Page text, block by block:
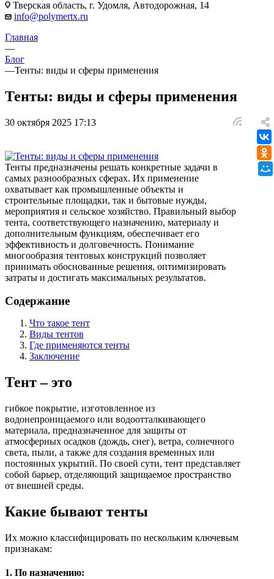
Тверская область, г. Удомля, Автодорожная, 14
info@polymertx.ru
Главная
—
Блог
—Тенты: виды и сферы применения
Тенты: виды и сферы применения
30 октября 2025 17:13
Тенты предназначены решать конкретные задачи в
самых разнообразных сферах. Их применение
охватывает как промышленные объекты и
строительные площадки, так и бытовые нужды,
мероприятия и сельское хозяйство. Правильный выбор
тента, соответствующего назначению, материалу и
дополнительным функциям, обеспечивает его
эффективность и долговечность. Понимание
многообразия тентовых конструкций позволяет
принимать обоснованные решения, оптимизировать
затраты и достигать максимальных результатов.
Содержание
Что такое тент
Виды тентов
Где применяются тенты
Заключение
Тент – это
гибкое покрытие, изготовленное из
водонепроницаемого или водоотталкивающего
материала, предназначенное для защиты от
атмосферных осадков (дождь, снег), ветра, солнечного
света, пыли, а также для создания временных или
постоянных укрытий. По своей сути, тент представляет
собой барьер, отделяющий защищаемое пространство
от внешней среды.
Какие бывают тенты
Их можно классифицировать по нескольким ключевым
признакам:
1. По назначению: